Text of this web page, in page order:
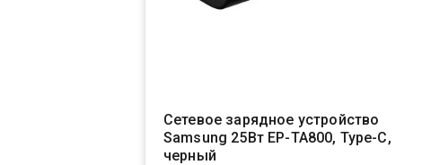
Сетевое зарядное устройство
Samsung 25Вт EP-TA800, Type-C,
черный